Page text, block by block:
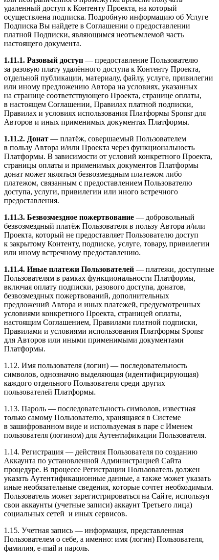
удаленный доступ к Контенту Проекта, на который
осуществлена подписка. Подробную информацию об Услуге
Подписка Вы найдете в Соглашении о предоставлении
платной Подписки, являющимся неотъемлемой часть
настоящего документа.
1.11.1. Разовый доступ — предоставление Пользователю
за разовую плату удалённого доступа к Контенту Проекта,
отдельной публикации, материалу, файлу, услуге, привилегии
или иному предложению Автора на условиях, указанных
на странице соответствующего Проекта, странице оплаты,
в настоящем Соглашении, Правилах платной подписки,
Правилах и условиях использования Платформы Sponsr для
Авторов и иных применимых документах Платформы.
1.11.2. Донат — платёж, совершаемый Пользователем
в пользу Автора и/или Проекта через функциональность
Платформы. В зависимости от условий конкретного Проекта,
страницы оплаты и применимых документов Платформы
донат может являться безвозмездным платежом либо
платежом, связанным с предоставлением Пользователю
доступа, услуги, привилегии или иного встречного
предоставления.
1.11.3. Безвозмездное пожертвование — добровольный
безвозмездный платёж Пользователя в пользу Автора и/или
Проекта, который не предоставляет Пользователю доступ
к закрытому Контенту, подписке, услуге, товару, привилегии
или иному встречному предоставлению.
1.11.4. Иные платежи Пользователей — платежи, доступные
Пользователям в рамках функциональности Платформы,
включая оплату подписки, разового доступа, донатов,
безвозмездных пожертвований, дополнительных
предложений Автора и иных платежей, предусмотренных
условиями конкретного Проекта, страницей оплаты,
настоящим Соглашением, Правилами платной подписки,
Правилами и условиями использования Платформы Sponsr
для Авторов или иными применимыми документами
Платформы.
1.12. Имя пользователя (логин) — последовательность
символов, однозначно выделяющая (идентифицирующая)
каждого отдельного Пользователя среди других
пользователей Платформы.
1.13. Пароль — последовательность символов, известная
только самому Пользователю, хранящаяся в Системе
в зашифрованном виде и используемая в паре с Именем
пользователя (логином) для Аутентификации Пользователя.
1.14. Регистрация — действия Пользователя по созданию
Аккаунта по установленной Администрацией Сайта
процедуре. В процессе Регистрации Пользователь должен
указать Аутентификационные данные, а также может указать
иные необязательные сведения, которые сочтет необходимым.
Пользователь может зарегистрироваться на Сайте, используя
свои аккаунты (учетные записи) аккаунт Третьего лица)
социальных сетей и иных сервисов.
1.15. Учетная запись — информация, представленная
Пользователем о себе, а именно: имя (логин) Пользователя,
фамилия, e-mail и пароль.